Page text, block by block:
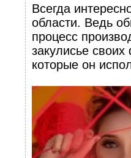
Всегда
области. Ведь
процесс
закулисье
которые он